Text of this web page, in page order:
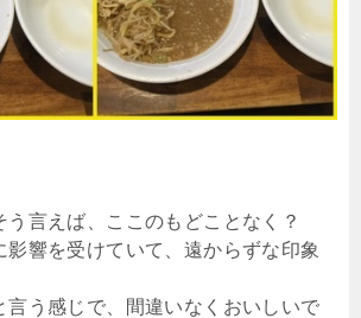
う言えば、ここのもどことなく？
影響を受けていて、遠からずな印象
言う感じで、間違いなくおいしいで